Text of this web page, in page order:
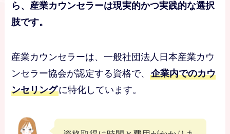
ら、産業カウンセラーは現実的かつ実践的な選択
肢です。
産業カウンセラーは、一般社団法人日本産業カウ
ンセラー協会が認定する資格で、企業内でのカウ
ンセリングに特化しています。